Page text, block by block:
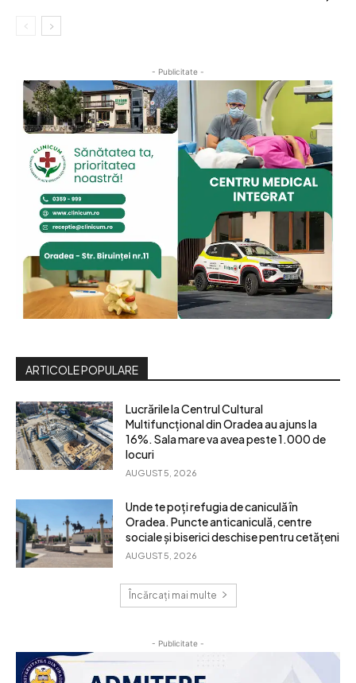
- Publicitate -
ARTICOLE POPULARE
Lucrările la Centrul Cultural
Multifuncțional din Oradea au ajuns la
16%. Sala mare va avea peste 1.000 de
locuri
AUGUST 5, 2026
Unde te poți refugia de caniculă în
Oradea. Puncte anticaniculă, centre
sociale și biserici deschise pentru cetățeni
AUGUST 5, 2026
Încărcați mai multe
- Publicitate -